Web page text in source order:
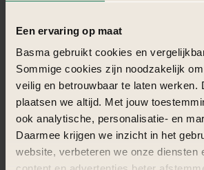
Een ervaring op maat
Basma gebruikt cookies en
Sommige cookies zijn noodzakelijk
veilig en betrouwbaar te laten werken.
plaatsen we altijd. Met jouw
ook analytische, personalisatie- en
Daarmee krijgen we inzicht in het
website, verbeteren we onze diensten